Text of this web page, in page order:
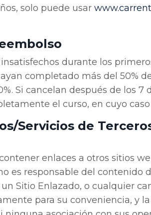
solo puede usar www
durante los
completado más del 50%
Si cancelan después de los
el curso, en cuyo
Servicios de
enlaces a otros sitios
es responsable del
Sitio Enlazado, o cualquier
para su conveniencia, y